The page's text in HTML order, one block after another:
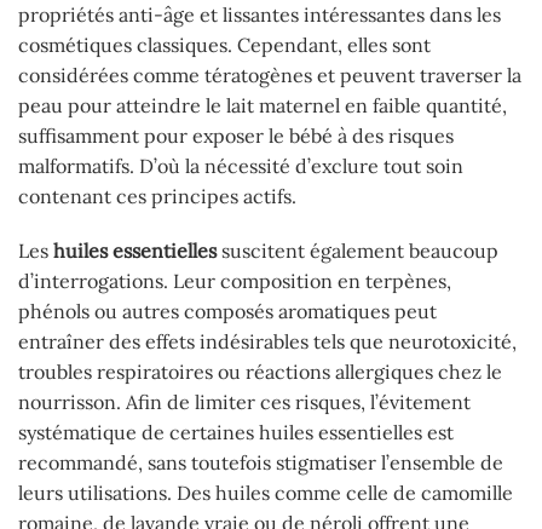
propriétés anti-âge et lissantes intéressantes dans les
cosmétiques classiques. Cependant, elles sont
considérées comme tératogènes et peuvent traverser la
peau pour atteindre le lait maternel en faible quantité,
suffisamment pour exposer le bébé à des risques
malformatifs. D’où la nécessité d’exclure tout soin
contenant ces principes actifs.
Les huiles essentiellessuscitent également beaucoup
d’interrogations. Leur composition en terpènes,
phénols ou autres composés aromatiques peut
entraîner des effets indésirables tels que neurotoxicité,
troubles respiratoires ou réactions allergiques chez le
nourrisson. Afin de limiter ces risques, l’évitement
systématique de certaines huiles essentielles est
recommandé, sans toutefois stigmatiser l’ensemble de
leurs utilisations. Des huiles comme celle de camomille
romaine, de lavande vraie ou de néroli offrent une